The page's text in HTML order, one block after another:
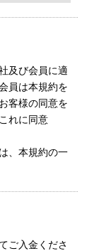
及び会員に適
員は本規約を
客様の同意を
れに同意
、本規約の一
ご入金くださ